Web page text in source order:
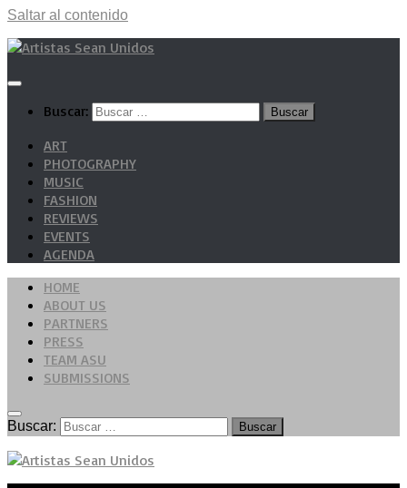
Saltar al contenido
Buscar:
ART
PHOTOGRAPHY
MUSIC
FASHION
REVIEWS
EVENTS
AGENDA
HOME
ABOUT US
PARTNERS
PRESS
TEAM ASU
SUBMISSIONS
Buscar: